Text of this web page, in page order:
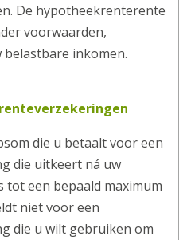
De hypotheekrenterente
voorwaarden,
inkomen.
die u betaalt voor een
die uitkeert ná uw
tot een bepaald maximum
niet voor een
die u wilt gebruiken om